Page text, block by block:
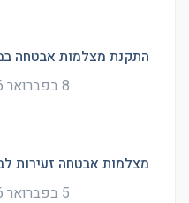
התקנת מצלמות אבטחה
8 בפברואר 2026
מצלמות אבטחה זעירות
5 בפברואר 2026